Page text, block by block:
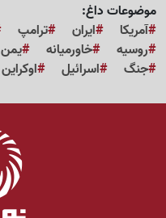
موضوعات داغ:
آمریکا
ایران ترامپ
روسیه
خاورمیانه یمن
جنگ
اسرائیل اوکراین